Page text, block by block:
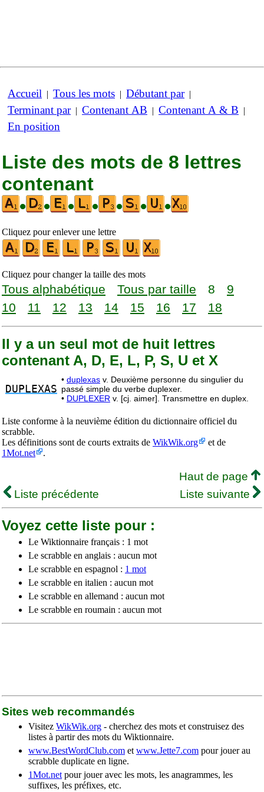
Accueil | Tous les mots | Débutant par|
Terminant par| Contenant AB | Contenant A & B |
En position
Liste des mots de 8 lettres
contenant
•
• • • • • •
Cliquez pour enlever une lettre
Cliquez pour changer la taille des mots
Tous alphabétique Tous par taille 8
9
10
11 12 13 14 15 16 17 18
Il y a un seul mot de huit lettres
contenant A, D, E, L, P, S, U et X
DUPLEXAS
• duplexas v. Deuxième personne du singulier du
passé simple du verbe duplexer.
• DUPLEXER v. [cj. aimer]. Transmettre en duplex.
Liste conforme à la neuvième édition du dictionnaire officiel du
scrabble.
Les définitions sont de courts extraits de WikWik.org
et de
1Mot.net
.
Haut de page
Liste précédente
Liste suivante
Voyez cette liste pour :
Le Wiktionnaire français : 1 mot
Le scrabble en anglais : aucun mot
Le scrabble en espagnol : 1 mot
Le scrabble en italien : aucun mot
Le scrabble en allemand : aucun mot
Le scrabble en roumain : aucun mot
Sites web recommandés
Visitez WikWik.org - cherchez des mots et construisez des
listes à partir des mots du Wiktionnaire.
www.BestWordClub.com et www.Jette7.com pour jouer au
scrabble duplicate en ligne.
1Mot.net pour jouer avec les mots, les anagrammes, les
suffixes, les préfixes, etc.